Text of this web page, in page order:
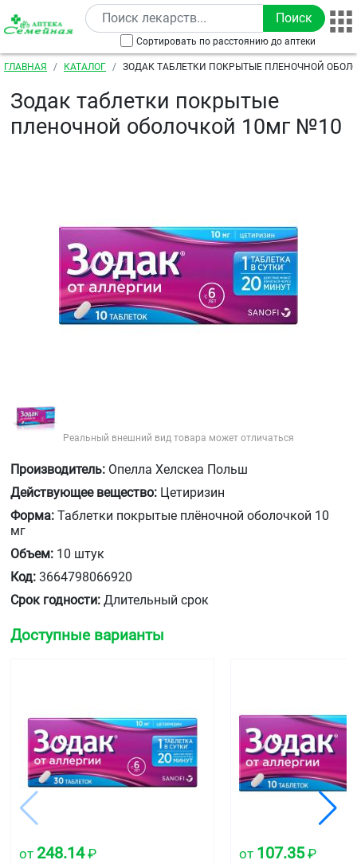
Перейти к основному содержанию
Сортировать по расстоянию до аптеки
Строка навигации
ГЛАВНАЯ КАТАЛОГ ЗОДАК ТАБЛЕТКИ ПОКРЫТЫЕ ПЛЕНОЧНОЙ
Зодак таблетки покрытые
пленочной оболочкой 10мг №10
Реальный внешний вид товара может отличаться
Производитель: Опелла Хелскеа Польш
Действующее вещество: Цетиризин
Форма: Таблетки покрытые плёночной оболочкой 10
мг
Объем: 10 штук
Код: 3664798066920
Срок годности: Длительный срок
Доступные варианты
от 248.14₽ от 107.35₽